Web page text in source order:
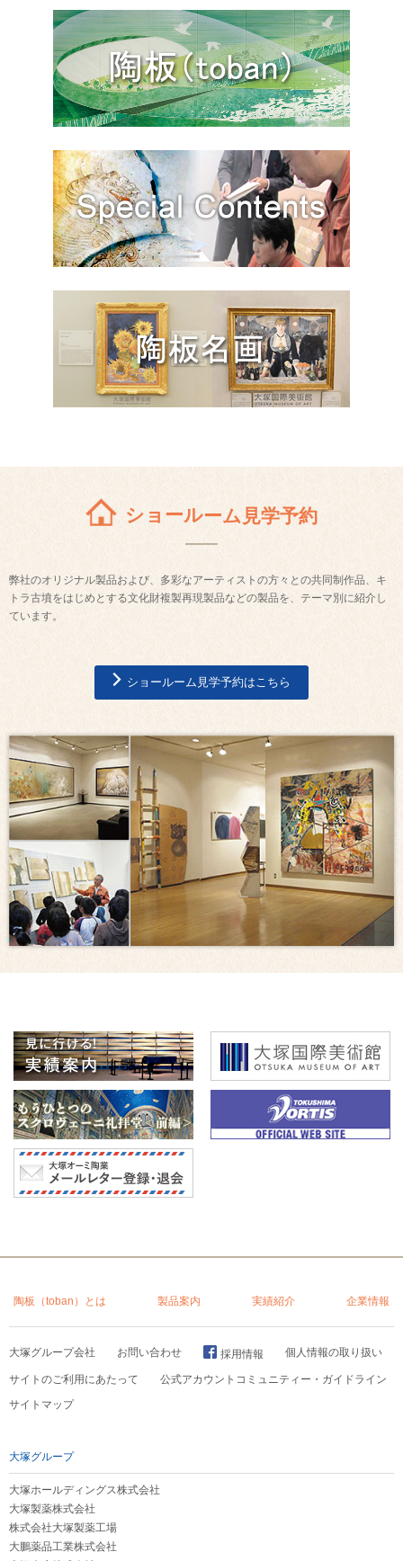
ショールーム見学予約
弊社のオリジナル製品および、多彩なアーティストの方々との共同制作品、キ
トラ古墳をはじめとする文化財複製再現製品などの製品を、テーマ別に紹介し
ています。
ショールーム見学予約はこちら
陶板（toban）とは 製品案内 実績紹介 企業情報
大塚グループ会社 お問い合わせ 採用情報 個人情報の取り扱い
サイトのご利用にあたって
公式アカウントコミュニティー・ガイドライン
サイトマップ
大塚グループ
大塚ホールディングス株式会社
大塚製薬株式会社
株式会社大塚製薬工場
大鵬薬品工業株式会社